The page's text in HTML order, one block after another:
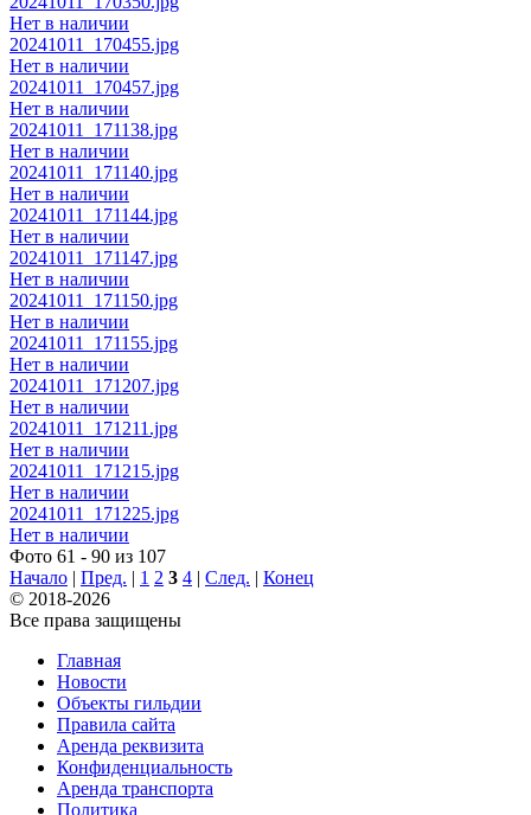
Нет в наличии
20241011_170455.jpg
Нет в наличии
20241011_170457.jpg
Нет в наличии
20241011_171138.jpg
Нет в наличии
20241011_171140.jpg
Нет в наличии
20241011_171144.jpg
Нет в наличии
20241011_171147.jpg
Нет в наличии
20241011_171150.jpg
Нет в наличии
20241011_171155.jpg
Нет в наличии
20241011_171207.jpg
Нет в наличии
20241011_171211.jpg
Нет в наличии
20241011_171215.jpg
Нет в наличии
20241011_171225.jpg
Нет в наличии
Фото 61 - 90 из 107
Начало | Пред. | 1 2 3 4 | След. | Конец
© 2018-2026
Все права защищены
Главная
Новости
Объекты гильдии
Правила сайта
Аренда реквизита
Конфиденциальность
Аренда транспорта
Политика